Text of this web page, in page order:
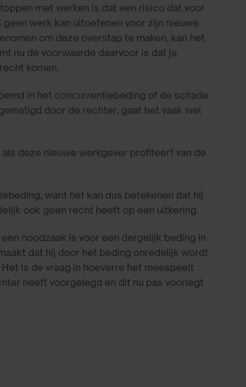
met werken is dat een risico dat voor
werk kan uitoefenen voor zijn nieuwe
om deze overstap te maken, kan het
nu de voorwaarde daarvoor is dat je
komen.
in het concurrentiebeding of de schade
door de rechter, gaat het vaak wel
deze nieuwe werkgever profiteert van de
want het kan dus betekenen dat hij
ook geen recht heeft op een uitkering.
noodzaak is voor een dergelijk beding in
dat hij door het beding onredelijk wordt
is de vraag in hoeverre het meespeelt
heeft voorgelegd en dit nu pas voorlegt